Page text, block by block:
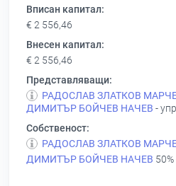
Вписан капитал:
€ 2 556,46
Внесен капитал:
€ 2 556,46
Представляващи:
РАДОСЛАВ ЗЛАТКОВ
ДИМИТЪР БОЙЧЕВ НАЧЕВ -
Собственост:
РАДОСЛАВ ЗЛАТКОВ
ДИМИТЪР БОЙЧЕВ НАЧЕВ